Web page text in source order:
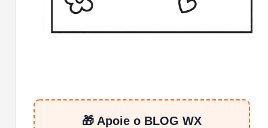
🎁 Apoie o BLOG WX